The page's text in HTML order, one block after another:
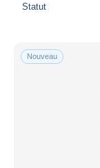
Statut
Nouveau